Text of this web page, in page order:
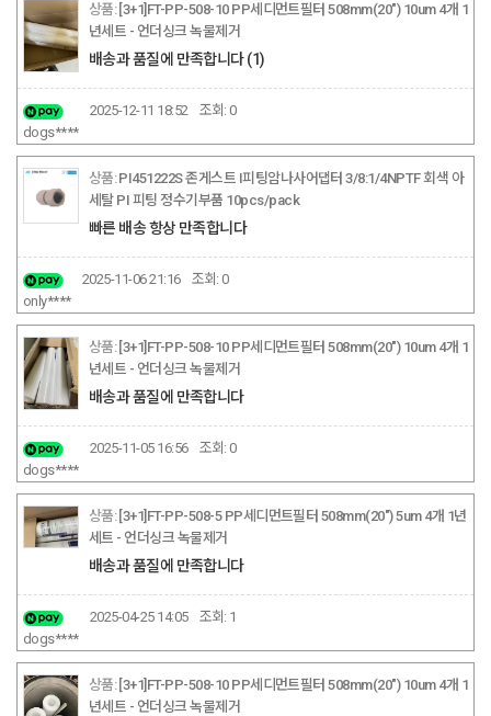
[3+1]FT-PP-508-10 PP세디먼트필터 508mm(20") 10um 4개 1
년세트 - 언더싱크 녹물제거
배송과 품질에 만족합니다(1)
dogs****
2025-12-11 18:52 조회: 0
PI451222S 존게스트 I피팅암나사어댑터 3/8:1/4NPTF 회색 아
세탈 PI 피팅 정수기부품 10pcs/pack
빠른 배송 항상 만족합니다
only****
2025-11-06 21:16 조회: 0
[3+1]FT-PP-508-10 PP세디먼트필터 508mm(20") 10um 4개 1
년세트 - 언더싱크 녹물제거
배송과 품질에 만족합니다
dogs****
2025-11-05 16:56 조회: 0
[3+1]FT-PP-508-5 PP세디먼트필터 508mm(20") 5um 4개 1년
세트 - 언더싱크 녹물제거
배송과 품질에 만족합니다
dogs****
2025-04-25 14:05 조회: 1
[3+1]FT-PP-508-10 PP세디먼트필터 508mm(20") 10um 4개 1
년세트 - 언더싱크 녹물제거